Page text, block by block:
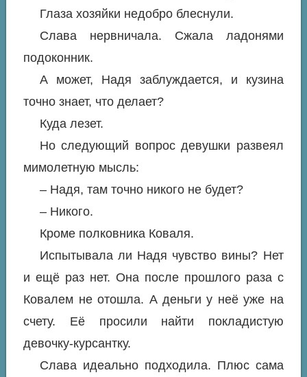
Глаза хозяйки недобро блеснули.
Слава нервничала. Сжала ладонями
подоконник.
А может, Надя заблуждается, и кузина
точно знает, что делает?
Куда лезет.
Но следующий вопрос девушки развеял
мимолетную мысль:
– Надя, там точно никого не будет?
– Никого.
Кроме полковника Коваля.
Испытывала ли Надя чувство вины? Нет
и ещё раз нет. Она после прошлого раза с
Ковалем не отошла. А деньги у неё уже на
счету. Её просили найти покладистую
девочку-курсантку.
Слава идеально подходила. Плюс сама